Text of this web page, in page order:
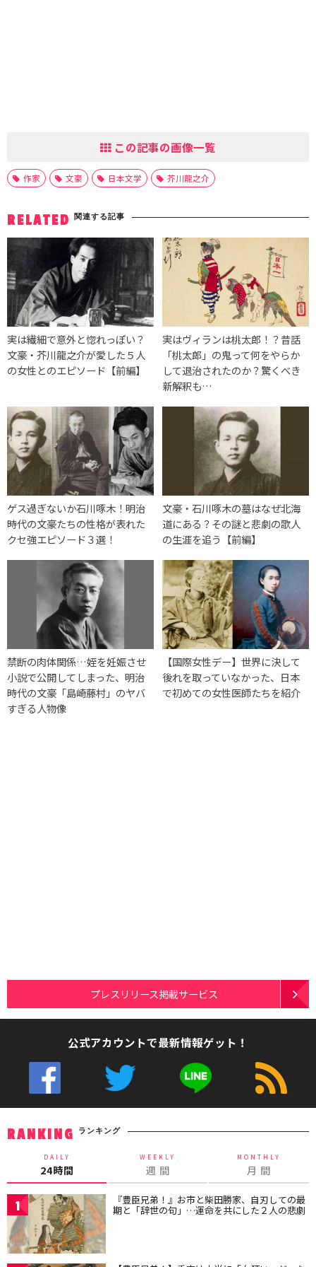
この記事の画像一覧
作家 文豪 日本文学 芥川龍之介
RELATED 関連する記事
実は繊細で意外と惚れっぽい？
文豪・芥川龍之介が愛した５人
の女性とのエピソード【前編】
実はヴィランは桃太郎！？昔話
「桃太郎」の鬼って何をやらか
して退治されたのか？驚くべき
新解釈も…
ゲス過ぎないか石川啄木！明治
時代の文豪たちの性格が表れた
クセ強エピソード３選！
文豪・石川啄木の墓はなぜ北海
道にある？その謎と悲劇の歌人
の生涯を追う【前編】
禁断の肉体関係…姪を妊娠させ
小説で公開してしまった、明治
時代の文豪「島崎藤村」のヤバ
すぎる人物像
【国際女性デー】世界に決して
後れを取っていなかった、日本
で初めての女性医師たちを紹介
プレスリリース掲載サービス
公式アカウントで最新情報ゲット！
RANKING ランキング
DAILY
24時間
WEEKLY
週 間
MONTHLY
月 間
1 『豊臣兄弟！』お市と柴田勝家、自刃しての最
期と「辞世の句」…運命を共にした２人の悲劇